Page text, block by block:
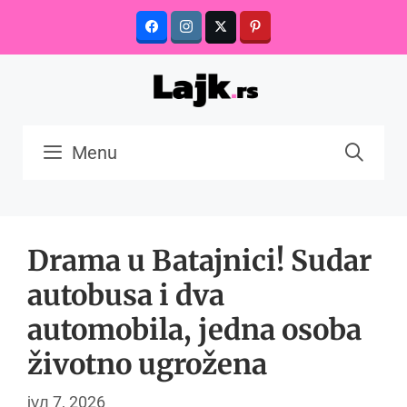
content
Menu
Drama u Batajnici! Sudar
autobusa i dva
automobila, jedna osoba
životno ugrožena
јул 7, 2026